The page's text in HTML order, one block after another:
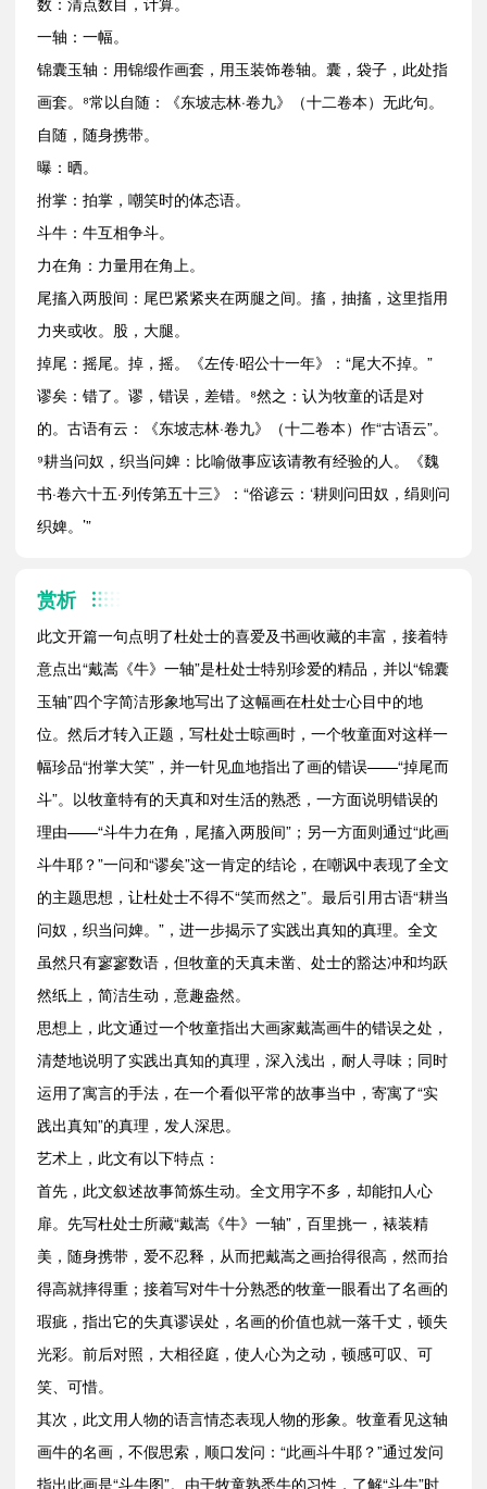
一轴：一幅。
锦囊玉轴：用锦缎作画套，用玉装饰卷轴。囊，袋子，此处指
画套。⁸常以自随：《东坡志林·卷九》（十二卷本）无此句。
自随，随身携带。
曝：晒。
拊掌：拍掌，嘲笑时的体态语。
斗牛：牛互相争斗。
力在角：力量用在角上。
尾搐入两股间：尾巴紧紧夹在两腿之间。搐，抽搐，这里指用
力夹或收。股，大腿。
掉尾：摇尾。掉，摇。《左传·昭公十一年》：“尾大不掉。”
谬矣：错了。谬，错误，差错。⁸然之：认为牧童的话是对
的。古语有云：《东坡志林·卷九》（十二卷本）作“古语云”。
⁹耕当问奴，织当问婢：比喻做事应该请教有经验的人。《魏
书·卷六十五·列传第五十三》：“俗谚云：‘耕则问田奴，绢则问
织婢。’”
赏析
此文开篇一句点明了杜处士的喜爱及书画收藏的丰富，接着特
意点出“戴嵩《牛》一轴”是杜处士特别珍爱的精品，并以“锦囊
玉轴”四个字简洁形象地写出了这幅画在杜处士心目中的地
位。然后才转入正题，写杜处士晾画时，一个牧童面对这样一
幅珍品“拊掌大笑”，并一针见血地指出了画的错误——“掉尾而
斗”。以牧童特有的天真和对生活的熟悉，一方面说明错误的
理由——“斗牛力在角，尾搐入两股间”；另一方面则通过“此画
斗牛耶？”一问和“谬矣”这一肯定的结论，在嘲讽中表现了全文
的主题思想，让杜处士不得不“笑而然之”。最后引用古语“耕当
问奴，织当问婢。”，进一步揭示了实践出真知的真理。全文
虽然只有寥寥数语，但牧童的天真未凿、处士的豁达冲和均跃
然纸上，简洁生动，意趣盎然。
思想上，此文通过一个牧童指出大画家戴嵩画牛的错误之处，
清楚地说明了实践出真知的真理，深入浅出，耐人寻味；同时
运用了寓言的手法，在一个看似平常的故事当中，寄寓了“实
践出真知”的真理，发人深思。
艺术上，此文有以下特点：
首先，此文叙述故事简炼生动。全文用字不多，却能扣人心
扉。先写杜处士所藏“戴嵩《牛》一轴”，百里挑一，裱装精
美，随身携带，爱不忍释，从而把戴嵩之画抬得很高，然而抬
得高就摔得重；接着写对牛十分熟悉的牧童一眼看出了名画的
瑕疵，指出它的失真谬误处，名画的价值也就一落千丈，顿失
光彩。前后对照，大相径庭，使人心为之动，顿感可叹、可
笑、可惜。
其次，此文用人物的语言情态表现人物的形象。牧童看见这轴
画牛的名画，不假思索，顺口发问：“此画斗牛耶？”通过发问
指出此画是“斗牛图”。由于牧童熟悉牛的习性，了解“斗牛”时